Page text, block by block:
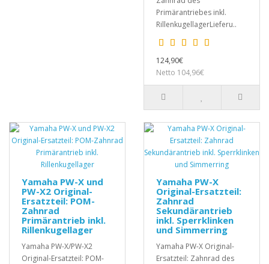
Primärantriebes inkl.
RillenkugellagerLieferu..
124,90€
Netto 104,96€
Yamaha PW-X und
PW-X2 Original-
Ersatzteil: POM-
Zahnrad
Primärantrieb inkl.
Rillenkugellager
Yamaha PW-X/PW-X2
Original-Ersatzteil: POM-
Yamaha PW-X
Original-Ersatzteil:
Zahnrad
Sekundärantrieb
inkl. Sperrklinken
und Simmerring
Yamaha PW-X Original-
Ersatzteil: Zahnrad des